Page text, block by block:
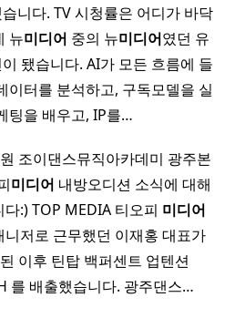
니다. TV 시청률은 어디가 바닥
뉴미디어 중의 뉴미디어였던 유
됐습니다. AI가 모든 흐름에 들
이터를 분석하고, 구독모델을 실
팅을 배우고, IP를…
조이댄스뮤직아카데미 광주본
미디어 내방오디션 소식에 대해
:) TOP MEDIA 티오피 미디어
저로 근무했던 이재홍 대표가
이후 틴탑 백퍼센트 업텐션
를 배출했습니다. 광주댄스…